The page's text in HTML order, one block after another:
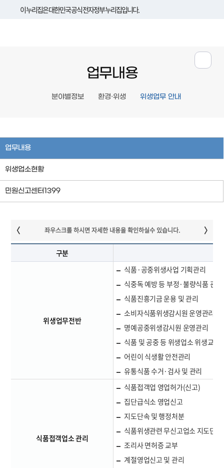
이 누리집은 대한민국 공식 전자정부 누리집입니다.
업무내용
분야별정보 환경·위생 위생업무 안내
업무내용
위생업소현황
민원신고센터1399
구분
위생업무전반
식품·공중위생사업 기획관리
식중독 예방 등 부정·불량식품 관
식품진흥기금 운용 및 관리
소비자식품위생감시원 운영관리
명예공중위생감시원 운영관리
식품 및 공중 등 위생업소 위생교육
어린이 식생활 안전관리
유통식품 수거·검사 및 관리
식품접객업소 관리
식품접객업 영업허가(신고)
집단급식소 영업신고
지도단속 및 행정처분
식품위생관련 무신고업소 지도단속
조리사 면허증 교부
계절영업신고 및 관리